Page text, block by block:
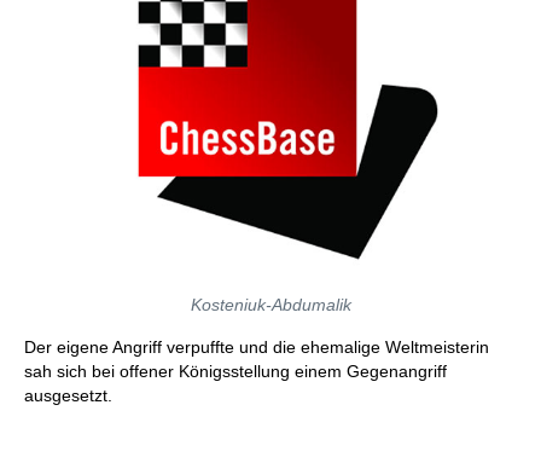
Kosteniuk-Abdumalik
Der eigene Angriff verpuffte und die ehemalige Weltmeisterin
sah sich bei offener Königsstellung einem Gegenangriff
ausgesetzt.